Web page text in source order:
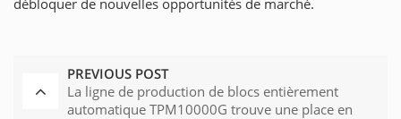
PREVIOUS POST
La ligne de production de blocs entièrement
automatique TPM10000G trouve une place en